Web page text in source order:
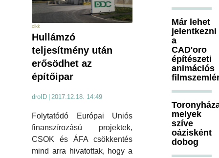
cikk
Hullámzó
teljesítmény után
erősödhet az
építőipar
droID 2017.12.18. 14:49
Folytatódó Európai Uniós
finanszírozású projektek,
CSOK és ÁFA csökkentés
mind arra hivatottak, hogy a
Már lehet
jelentkezni
a
CAD'oro
építészeti
animációs
melyek
szíve
oázisként
dobog